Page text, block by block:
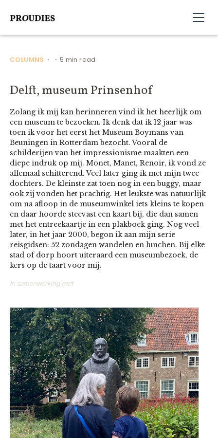
COLUMNS • • 5 min read
Delft, museum Prinsenhof
Zolang ik mij kan herinneren vind ik het heerlijk om
een museum te bezoeken. Ik denk dat ik 12 jaar was
toen ik voor het eerst het Museum Boymans van
Beuningen in Rotterdam bezocht. Vooral de
schilderijen van het impressionisme maakten een
diepe indruk op mij. Monet, Manet, Renoir, ik vond ze
allemaal schitterend. Veel later ging ik met mijn twee
dochters. De kleinste zat toen nog in een buggy, maar
ook zij vonden het prachtig. Het leukste was natuurlijk
om na afloop in de museumwinkel iets kleins te kopen
en daar hoorde steevast een kaart bij, die dan samen
met het entreekaartje in een plakboek ging. Nog veel
later, in het jaar 2000, begon ik aan mijn serie
reisgidsen: 52 zondagen wandelen en lunchen. Bij elke
stad of dorp hoort uiteraard een museumbezoek, de
kers op de taart voor mij.
In samenwerking met